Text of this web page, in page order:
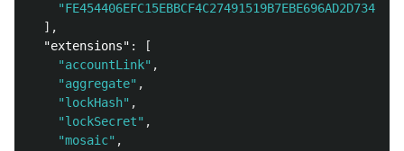
],
"extensions" :
[
"accountLink" ,
"aggregate" ,
"lockHash" ,
"lockSecret" ,
"mosaic" ,